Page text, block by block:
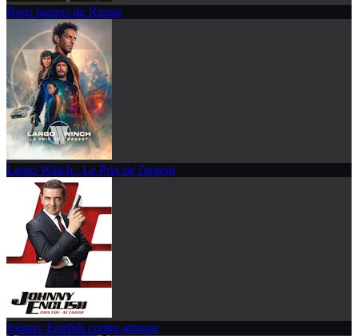
Bons baisers de Russie
Largo Winch : Le Prix de l'argent
Johnny English contre-attaque